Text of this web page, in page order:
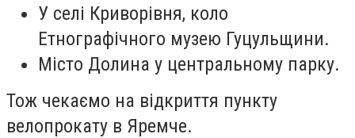
У селі Криворівня, коло
Етнографічного музею Гуцульщини.
Місто Долина у центральному парку.
Тож чекаємо на відкриття пункту
велопрокату в Яремче.